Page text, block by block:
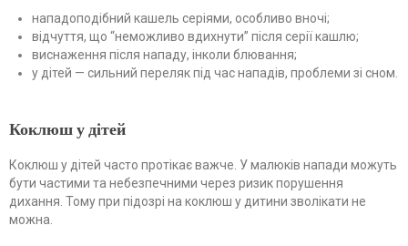
нападоподібний кашель серіями, особливо вночі;
відчуття, що “неможливо вдихнути” після серії кашлю;
виснаження після нападу, інколи блювання;
у дітей — сильний переляк під час нападів, проблеми зі сном.
Коклюш у дітей
Коклюш у дітей часто протікає важче. У малюків напади можуть
бути частими та небезпечними через ризик порушення
дихання. Тому при підозрі на коклюш у дитини зволікати не
можна.